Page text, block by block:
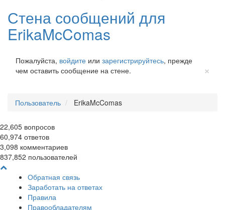
Стена сообщений для
ErikaMcComas
Пожалуйста, войдите или зарегистрируйтесь, прежде
чем оставить сообщение на стене.
×
Пользователь ErikaMcComas
22,605 вопросов
60,974 ответов
3,098 комментариев
837,852 пользователей
Обратная связь
Заработать на ответах
Правила
Правообладателям